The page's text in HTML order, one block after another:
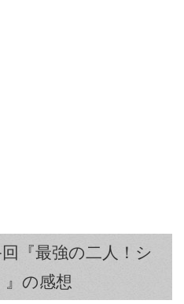
『最強の二人！シ
』の感想